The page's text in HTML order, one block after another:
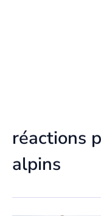
réactions
alpins